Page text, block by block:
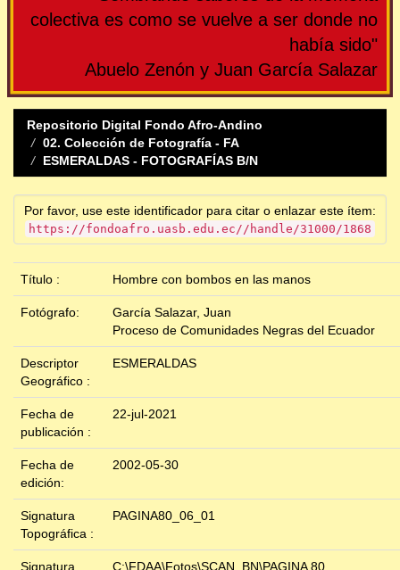
colectiva es como se vuelve a ser donde no
había sido"
Abuelo Zenón y Juan García Salazar
Repositorio Digital Fondo Afro-Andino
02. Colección de Fotografía - FA
ESMERALDAS - FOTOGRAFÍAS B/N
Por favor, use este identificador para citar o enlazar este ítem:
https://fondoafro.uasb.edu.ec//handle/31000/1868
Título : Hombre con bombos en las manos
Fotógrafo:
García Salazar, Juan
Proceso de Comunidades Negras del Ecuador
Descriptor
Geográfico :
ESMERALDAS
Fecha de
publicación :
22-jul-2021
Fecha de
edición:
2002-05-30
Signatura
Topográfica :
PAGINA80_06_01
Signatura
C:\FDAA\Fotos\SCAN_BN\PAGINA 80